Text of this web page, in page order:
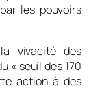
les pouvoirs
vivacité des
« seuil des 170
action à des